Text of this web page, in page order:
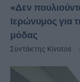
«Δεν
Ιερώνυμος για
μόδας
Συντάκτης Kivotos